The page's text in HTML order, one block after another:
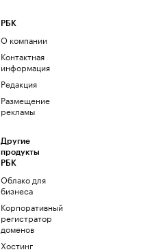
РБК
О компании
Контактная
информация
Редакция
Размещение
рекламы
Другие
продукты
РБК
Облако для
бизнеса
Корпоративный
регистратор
доменов
Хостинг